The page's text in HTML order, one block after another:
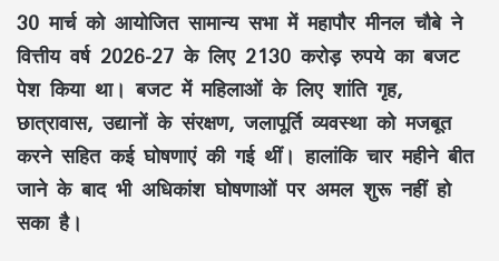
30 मार्च को आयोजित सामान्य सभा में महापौर मीनल चौबे ने
वित्तीय वर्ष 2026-27 के लिए 2130 करोड़ रुपये का बजट
पेश किया था। बजट में महिलाओं के लिए शांति गृह,
छात्रावास, उद्यानों के संरक्षण, जलापूर्ति व्यवस्था को मजबूत
करने सहित कई घोषणाएं की गई थीं। हालांकि चार महीने बीत
जाने के बाद भी अधिकांश घोषणाओं पर अमल शुरू नहीं हो
सका है।